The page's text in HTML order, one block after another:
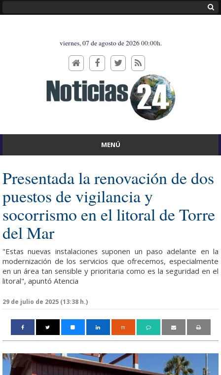
viernes, 07 de agosto de 202600:00h.
MENÚ
Presentada la renovación de dos
puestos de vigilancia y
socorrismo en el litoral de Torre
del Mar
"Estas nuevas instalaciones suponen un paso adelante en la
modernización de los servicios que ofrecemos, especialmente
en un área tan sensible y prioritaria como es la seguridad en el
litoral", apuntó Atencia
29 de julio de 2025 (13:38 h.)
m